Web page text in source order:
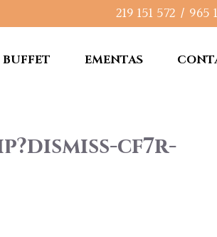
219 151 572 / 965
BUFFET EMENTAS
cf7r-